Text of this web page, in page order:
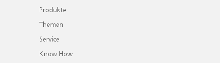
Produkte
Themen
Service
Know How